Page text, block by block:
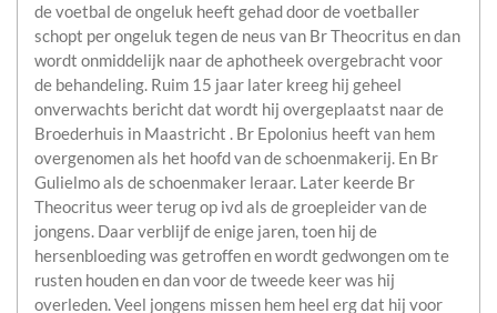
de voetbal de ongeluk heeft gehad door de voetballer
schopt per ongeluk tegen de neus van Br Theocritus en dan
wordt onmiddelijk naar de aphotheek overgebracht voor
de behandeling. Ruim 15 jaar later kreeg hij geheel
onverwachts bericht dat wordt hij overgeplaatst naar de
Broederhuis in Maastricht . Br Epolonius heeft van hem
overgenomen als het hoofd van de schoenmakerij. En Br
Gulielmo als de schoenmaker leraar. Later keerde Br
Theocritus weer terug op ivd als de groepleider van de
jongens. Daar verblijf de enige jaren, toen hij de
hersenbloeding was getroffen en wordt gedwongen om te
rusten houden en dan voor de tweede keer was hij
overleden. Veel jongens missen hem heel erg dat hij voor